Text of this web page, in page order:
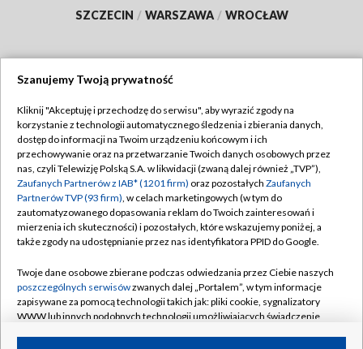
SZCZECIN / WARSZAWA / WROCŁAW
TVP
Abonament TVP
Emisja w TVP
Centrum informacji TVP
Naziemna Telewizja Cyfrowa
Rada Programowa
System NOS
Informacje o nadawcy
Regulamin TVP
Polityka prywatności
Moje zgody
Pomoc
Kontakt
Kanały
Szanujemy Twoją prywatność
Kliknij "Akceptuję i przechodzę do serwisu", aby wyrazić zgody na
korzystanie z technologii automatycznego śledzenia i zbierania danych,
dostęp do informacji na Twoim urządzeniu końcowym i ich
przechowywanie oraz na przetwarzanie Twoich danych osobowych przez
nas, czyli Telewizję Polską S.A. w likwidacji (zwaną dalej również „TVP”),
Zaufanych Partnerów z IAB* (1201 firm) oraz pozostałych Zaufanych
Partnerów TVP (93 firm), w celach marketingowych (w tym do
zautomatyzowanego dopasowania reklam do Twoich zainteresowań i
mierzenia ich skuteczności) i pozostałych, które wskazujemy poniżej, a
także zgody na udostępnianie przez nas identyfikatora PPID do Google.
Twoje dane osobowe zbierane podczas odwiedzania przez Ciebie naszych
poszczególnych serwisówzwanych dalej „Portalem”, w tym informacje
zapisywane za pomocą technologii takich jak: pliki cookie, sygnalizatory
WWW lub innych podobnych technologii umożliwiających świadczenie